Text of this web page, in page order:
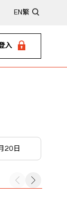
EN 繁
入
20日